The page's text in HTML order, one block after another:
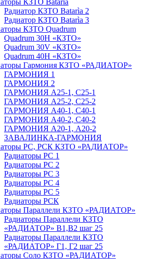
КЗТО Bataria
Радиатор КЗТО Batarìa 2
Радиатор КЗТО Batarìa 3
КЗТО Quadrum
Quadrum 30H «КЗТО»
Quadrum 30V «КЗТО»
Quadrum 40H «КЗТО»
Гармония КЗТО «РАДИАТОР»
ГАРМОНИЯ 1
ГАРМОНИЯ 2
ГАРМОНИЯ А25-1, С25-1
ГАРМОНИЯ А25-2, С25-2
ГАРМОНИЯ А40-1, С40-1
ГАРМОНИЯ А40-2, С40-2
ГАРМОНИЯ А20-1, А20-2
ЗАВАЛИНКА-ГАРМОНИЯ
РС, РСК КЗТО «РАДИАТОР»
Радиаторы РС 1
Радиаторы РС 2
Радиаторы РС 3
Радиаторы РС 4
Радиаторы РС 5
Радиаторы РСК
Параллели КЗТО «РАДИАТОР»
Радиаторы Параллели КЗТО
«РАДИАТОР» В1,В2 шаг 25
Радиаторы Параллели КЗТО
«РАДИАТОР» Г1, Г2 шаг 25
Соло КЗТО «РАДИАТОР»